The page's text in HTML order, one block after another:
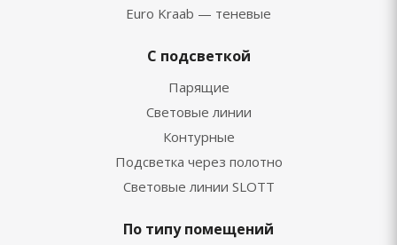
Euro Kraab — теневые
С подсветкой
Парящие
Световые линии
Контурные
Подсветка через полотно
Световые линии SLOTT
По типу помещений